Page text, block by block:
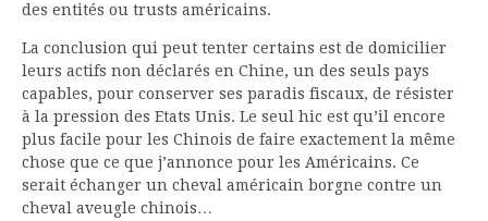
des entités ou trusts américains.
La conclusion qui peut tenter certains est de domicilier
leurs actifs non déclarés en Chine, un des seuls pays
capables, pour conserver ses paradis fiscaux, de résister
à la pression des Etats Unis. Le seul hic est qu’il encore
plus facile pour les Chinois de faire exactement la même
chose que ce que j’annonce pour les Américains. Ce
serait échanger un cheval américain borgne contre un
cheval aveugle chinois…